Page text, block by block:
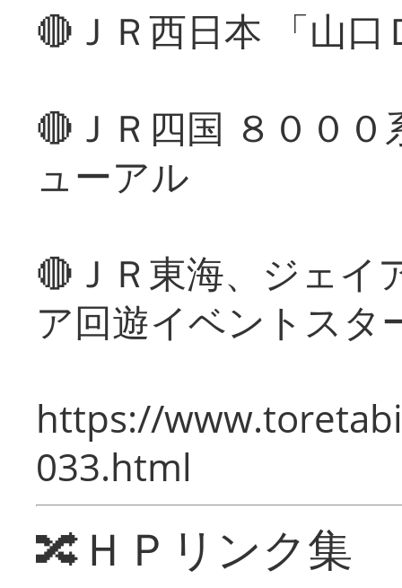
🔴ＪＲ西日本 「山
🔴ＪＲ四国 ８００
ューアル
🔴ＪＲ東海、ジェイ
ア回遊イベントスタ
https://
033.html
🔀ＨＰリンク集